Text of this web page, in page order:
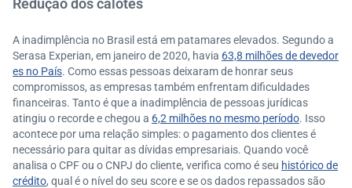
Redução dos calotes
A inadimplência no Brasil está em patamares elevados. Segundo a
Serasa Experian, em janeiro de 2020, havia 63,8 milhões de devedor
es no País. Como essas pessoas deixaram de honrar seus
compromissos, as empresas também enfrentam dificuldades
financeiras. Tanto é que a inadimplência de pessoas jurídicas
atingiu o recorde e chegou a 6,2 milhões no mesmo período. Isso
acontece por uma relação simples: o pagamento dos clientes é
necessário para quitar as dívidas empresariais. Quando você
analisa o CPF ou o CNPJ do cliente, verifica como é seu histórico de
crédito, qual é o nível do seu score e se os dados repassados são